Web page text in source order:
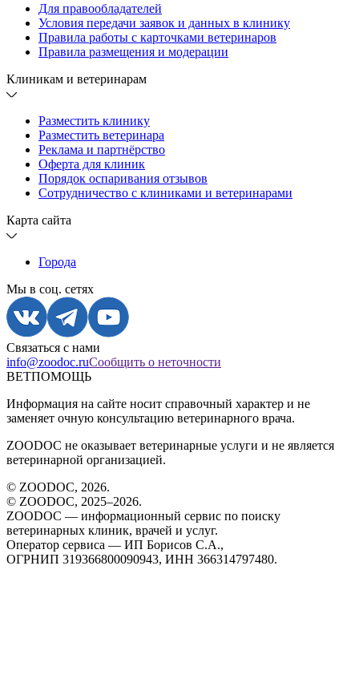
Для правообладателей
Условия передачи заявок и данных в клинику
Правила работы с карточками ветеринаров
Правила размещения и модерации
Клиникам и ветеринарам
Разместить клинику
Разместить ветеринара
Реклама и партнёрство
Оферта для клиник
Порядок оспаривания отзывов
Сотрудничество с клиниками и ветеринарами
Карта сайта
Города
Мы в соц. сетях
Связаться с нами
info@zoodoc.ruСообщить о неточности
ВЕТПОМОЩЬ
Информация на сайте носит справочный характер и не
заменяет очную консультацию ветеринарного врача.
ZOODOC не оказывает ветеринарные услуги и не является
ветеринарной организацией.
© ZOODOC, 2026.
© ZOODOC, 2025–2026.
ZOODOC — информационный сервис по поиску
ветеринарных клиник, врачей и услуг.
Оператор сервиса — ИП Борисов С.А.,
ОГРНИП 319366800090943, ИНН 366314797480.